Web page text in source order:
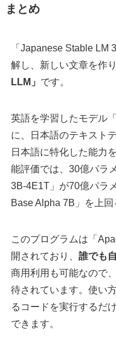
まとめ
「Japanese Stable LM
解し、新しい文章を作
LLM」 です。
英語を学習したモデル
に、日本語のテキスト
日本語に特化した能力
能評価では、30億パラ
3B-4E1T」が70億パラ
Base Alpha 7B」を上回
このプログラムは「
開されており、 誰でも
商用利用も可能なので
待されています。使い
るコードを実行するだ
できます。